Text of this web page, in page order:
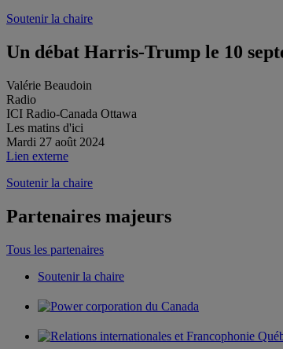
Soutenir la chaire
Un débat Harris-Trump le 10
Valérie Beaudoin
Radio
ICI Radio-Canada Ottawa
Les matins d'ici
Mardi 27 août 2024
Lien externe
Soutenir la chaire
Partenaires majeurs
Tous les partenaires
Soutenir la chaire